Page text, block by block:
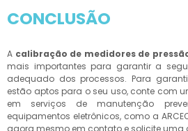
CONCLUSÃO
A calibração de medidores de
mais importantes para garantir a
adequado dos processos. Para
estão aptos para o seu uso, conte com
em serviços de manutenção
equipamentos eletrônicos, como a